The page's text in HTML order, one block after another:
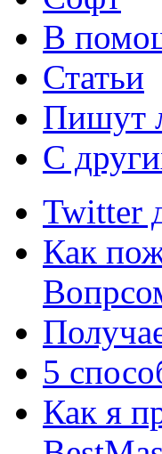
В
Статьи
Пишут
С
Twitter
Как
5
Как я